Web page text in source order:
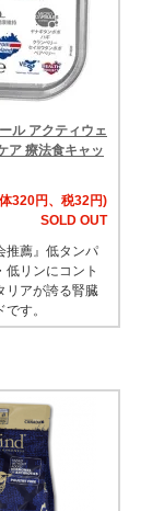
ル アクティウェ
ア 療法食キャッ
320円、税32円)
SOLD OUT
推薦』低タンパ
低リンにコント
リアが誇る腎臓
す。